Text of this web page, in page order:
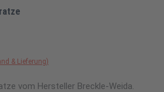
& Lieferung)
vom Hersteller Breckle-Weida.